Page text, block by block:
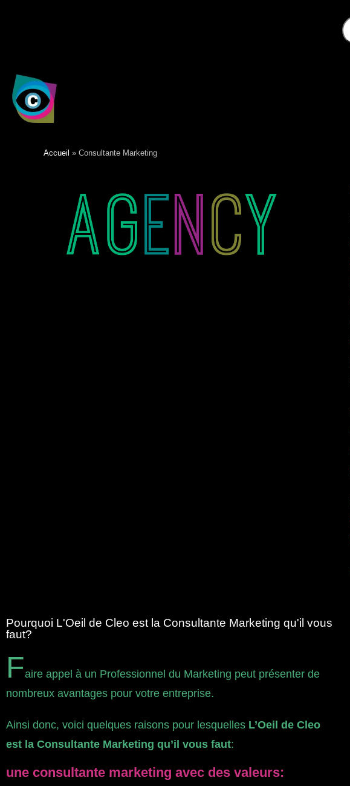
Accueil » Consultante Marketing
Pourquoi L'Oeil de Cleo est la Consultante Marketing qu'il vous
faut?
Faire appel à un Professionnel du Marketing peut présenter de
nombreux avantages pour votre entreprise.
Ainsi donc, voici quelques raisons pour lesquelles L’Oeil de Cleo
est la Consultante Marketing qu’il vous faut:
une consultante marketing avec des valeurs: